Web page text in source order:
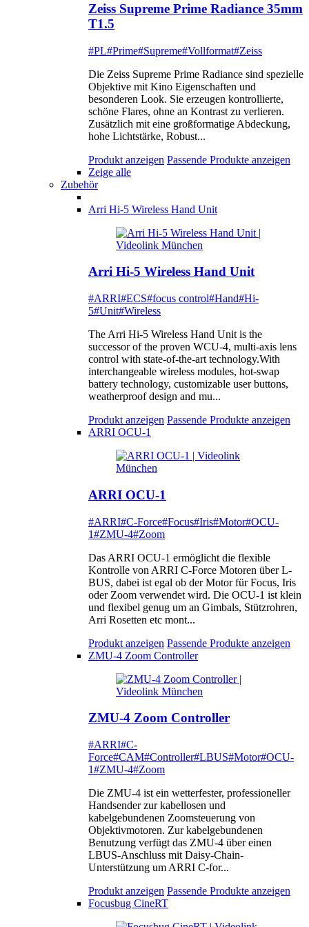
Zeiss Supreme Prime Radiance 35mm
T1.5
#PL#Prime#Supreme#Vollformat#Zeiss
Die Zeiss Supreme Prime Radiance sind spezielle
Objektive mit Kino Eigenschaften und
besonderen Look. Sie erzeugen kontrollierte,
schöne Flares, ohne an Kontrast zu verlieren.
Zusätzlich mit eine großformatige Abdeckung,
hohe Lichtstärke, Robust...
Produkt anzeigen Passende Produkte anzeigen
Zeige alle
Zubehör
Arri Hi-5 Wireless Hand Unit
Arri Hi-5 Wireless Hand Unit
#ARRI#ECS#focus control#Hand#Hi-
5#Unit#Wireless
The Arri Hi-5 Wireless Hand Unit is the
successor of the proven WCU-4, multi-axis lens
control with state-of-the-art technology.With
interchangeable wireless modules, hot-swap
battery technology, customizable user buttons,
weatherproof design and mu...
Produkt anzeigen Passende Produkte anzeigen
ARRI OCU-1
ARRI OCU-1
#ARRI#C-Force#Focus#Iris#Motor#OCU-
1#ZMU-4#Zoom
Das ARRI OCU-1 ermöglicht die flexible
Kontrolle von ARRI C-Force Motoren über L-
BUS, dabei ist egal ob der Motor für Focus, Iris
oder Zoom verwendet wird. Die OCU-1 ist klein
und flexibel genug um an Gimbals, Stützrohren,
Arri Rosetten etc mont...
Produkt anzeigen Passende Produkte anzeigen
ZMU-4 Zoom Controller
ZMU-4 Zoom Controller
#ARRI#C-
Force#CAM#Controller#LBUS#Motor#OCU-
1#ZMU-4#Zoom
Die ZMU-4 ist ein wetterfester, professioneller
Handsender zur kabellosen und
kabelgebundenen Zoomsteuerung von
Objektivmotoren. Zur kabelgebundenen
Benutzung verfügt das ZMU-4 über einen
LBUS-Anschluss mit Daisy-Chain-
Unterstützung um ARRI C-for...
Produkt anzeigen Passende Produkte anzeigen
Focusbug CineRT